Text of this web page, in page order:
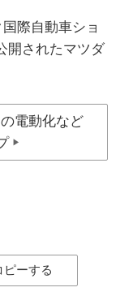
際自動車ショ
開されたマツダ
電動化など
▶
ピーする